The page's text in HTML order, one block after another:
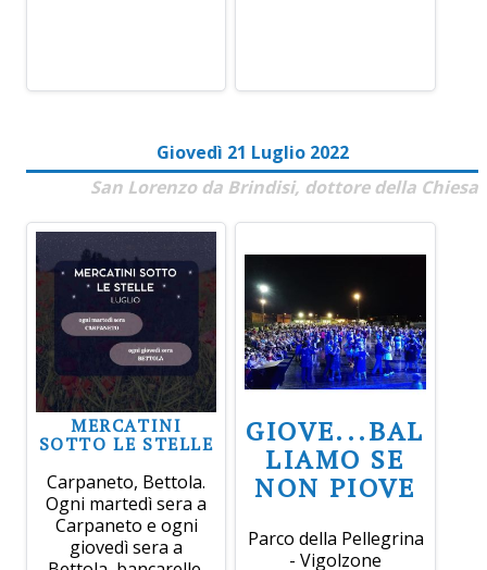
Giovedì 21 Luglio 2022
San Lorenzo da Brindisi, dottore della Chiesa
MERCATINI
SOTTO LE STELLE
Carpaneto, Bettola.
Ogni martedì sera a
Carpaneto e ogni
giovedì sera a
GIOVE...BAL
LIAMO SE
NON PIOVE
Parco della Pellegrina
- Vigolzone